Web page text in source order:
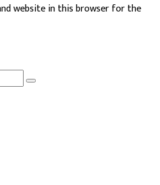
website in this browser for the